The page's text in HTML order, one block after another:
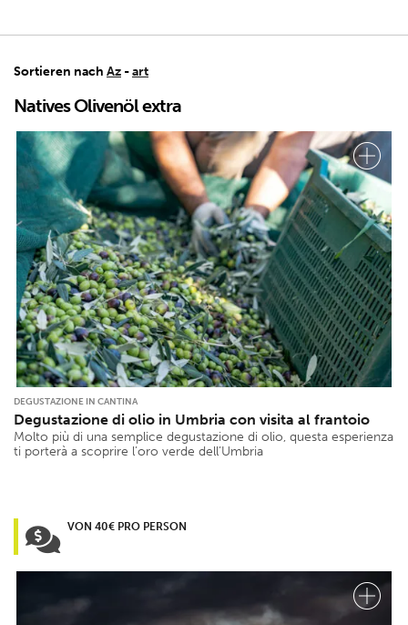
Sortieren nach Az -art
Natives Olivenöl extra
DEGUSTAZIONE IN CANTINA
Degustazione di olio in Umbria con visita al frantoio
Molto più di una semplice degustazione di olio, questa esperienza
ti porterà a scoprire l’oro verde dell’Umbria
VON 40€ PRO PERSON